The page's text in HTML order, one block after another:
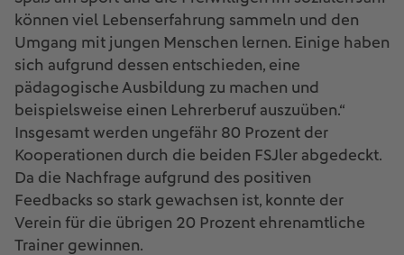
können viel Lebenserfahrung sammeln und den
Umgang mit jungen Menschen lernen. Einige haben
sich aufgrund dessen entschieden, eine
pädagogische Ausbildung zu machen und
beispielsweise einen Lehrerberuf auszuüben.“
Insgesamt werden ungefähr 80 Prozent der
Kooperationen durch die beiden FSJler abgedeckt.
Da die Nachfrage aufgrund des positiven
Feedbacks so stark gewachsen ist, konnte der
Verein für die übrigen 20 Prozent ehrenamtliche
Trainer gewinnen.